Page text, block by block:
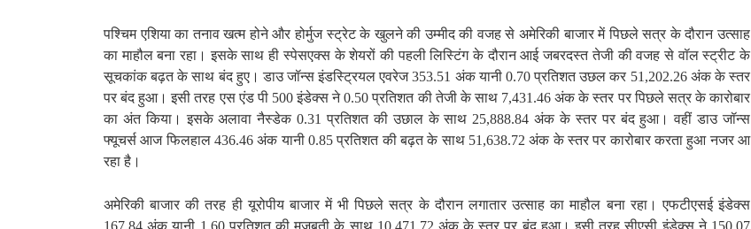
पश्चिम एशिया का तनाव खत्म होने और होर्मुज स्ट्रेट के खुलने की उम्मीद की वजह से अमेरिकी बाजार में पिछले सत्र के दौरान उत्साह
का माहौल बना रहा। इसके साथ ही स्पेसएक्स के शेयरों की पहली लिस्टिंग के दौरान आई जबरदस्त तेजी की वजह से वॉल स्ट्रीट के
सूचकांक बढ़त के साथ बंद हुए। डाउ जॉन्स इंडस्ट्रियल एवरेज 353.51 अंक यानी 0.70 प्रतिशत उछल कर 51,202.26 अंक के स्तर
पर बंद हुआ। इसी तरह एस एंड पी 500 इंडेक्स ने 0.50 प्रतिशत की तेजी के साथ 7,431.46 अंक के स्तर पर पिछले सत्र के कारोबार
का अंत किया। इसके अलावा नैस्डेक 0.31 प्रतिशत की उछाल के साथ 25,888.84 अंक के स्तर पर बंद हुआ। वहीं डाउ जॉन्स
फ्यूचर्स आज फिलहाल 436.46 अंक यानी 0.85 प्रतिशत की बढ़त के साथ 51,638.72 अंक के स्तर पर कारोबार करता हुआ नजर आ
रहा है।
अमेरिकी बाजार की तरह ही यूरोपीय बाजार में भी पिछले सत्र के दौरान लगातार उत्साह का माहौल बना रहा। एफटीएसई इंडेक्स
167.84 अंक यानी 1.60 प्रतिशत की मजबूती के साथ 10,471.72 अंक के स्तर पर बंद हुआ। इसी तरह सीएसी इंडेक्स ने 150.07